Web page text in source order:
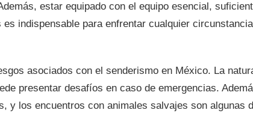
estar equipado con el equipo esencial,
indispensable para enfrentar cualquier circunstancia
asociados con el senderismo en México. La
presentar desafíos en caso de emergencias.
y los encuentros con animales salvajes son algunas